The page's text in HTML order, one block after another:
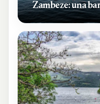
Zambeze: una